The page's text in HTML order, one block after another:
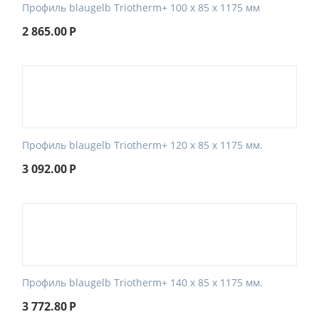
Профиль blaugelb Triotherm+ 100 x 85 x 1175 мм
2 865.00Р
Профиль blaugelb Triotherm+ 120 x 85 x 1175 мм.
3 092.00Р
Профиль blaugelb Triotherm+ 140 x 85 x 1175 мм.
3 772.80Р